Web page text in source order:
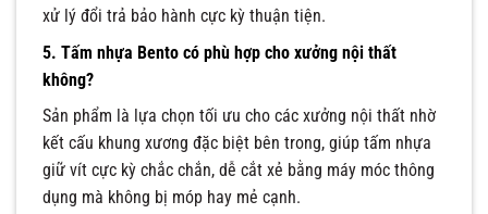
xử lý đổi trả bảo hành cực kỳ thuận tiện.
5. Tấm nhựa Bento có phù hợp cho xưởng nội thất
không?
Sản phẩm là lựa chọn tối ưu cho các xưởng nội thất nhờ
kết cấu khung xương đặc biệt bên trong, giúp tấm nhựa
giữ vít cực kỳ chắc chắn, dễ cắt xẻ bằng máy móc thông
dụng mà không bị móp hay mẻ cạnh.